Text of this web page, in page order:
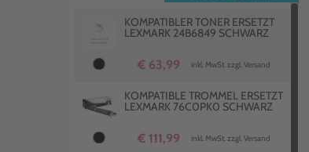
KOMPATIBLER TONER ERSETZT
LEXMARK 24B6849 SCHWARZ
€ 63,99 inkl. MwSt. zzgl. Versand
KOMPATIBLE TROMMEL ERSETZT
LEXMARK 76C0PK0 SCHWARZ
€ 111,99 inkl. MwSt. zzgl. Versand